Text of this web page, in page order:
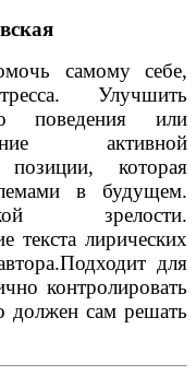
самому себе,
Улучшить
поведения или
активной
позиции, которая
в будущем.
зрелости.
текста лирических
для
контролировать
должен сам решать